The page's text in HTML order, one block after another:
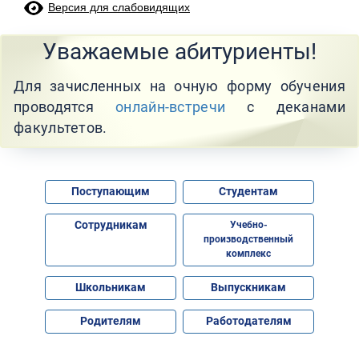
Версия для слабовидящих
Уважаемые абитуриенты!
Для зачисленных на очную форму обучения
проводятсяонлайн-встречи с деканами
факультетов.
Поступающим Студентам
Сотрудникам
Учебно-
производственный
комплекс
Школьникам Выпускникам
Родителям Работодателям